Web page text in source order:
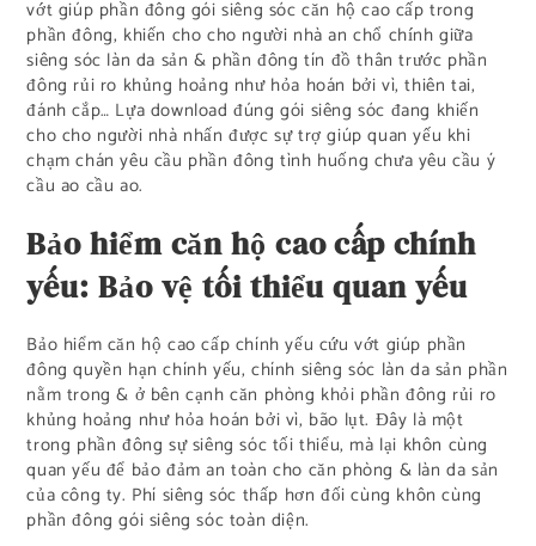
vớt giúp phần đông gói siêng sóc căn hộ cao cấp trong
phần đông, khiến cho cho người nhà an chổ chính giữa
siêng sóc làn da sản & phần đông tín đồ thân trước phần
đông rủi ro khủng hoảng như hỏa hoán bởi vì, thiên tai,
đánh cắp… Lựa download đúng gói siêng sóc đang khiến
cho cho người nhà nhấn được sự trợ giúp quan yếu khi
chạm chán yêu cầu phần đông tình huống chưa yêu cầu ý
cầu ao cầu ao.
Bảo hiểm căn hộ cao cấp chính
yếu: Bảo vệ tối thiểu quan yếu
Bảo hiểm căn hộ cao cấp chính yếu cứu vớt giúp phần
đông quyền hạn chính yếu, chính siêng sóc làn da sản phần
nằm trong & ở bên cạnh căn phòng khỏi phần đông rủi ro
khủng hoảng như hỏa hoán bởi vì, bão lụt. Đây là một
trong phần đông sự siêng sóc tối thiểu, mà lại khôn cùng
quan yếu để bảo đảm an toàn cho căn phòng & làn da sản
của công ty. Phí siêng sóc thấp hơn đối cùng khôn cùng
phần đông gói siêng sóc toàn diện.